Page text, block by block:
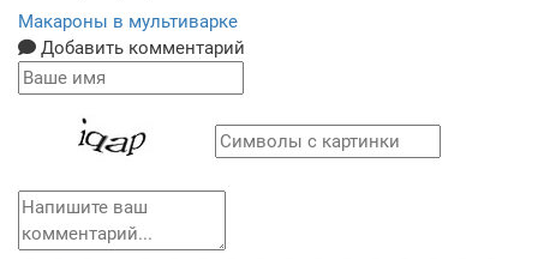
Макароны в мультиварке
Добавить комментарий